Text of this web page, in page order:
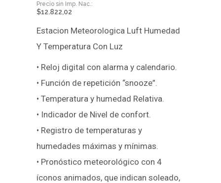
$12.822,02
Estacion Meteorologica Luft Humedad
Y Temperatura Con Luz
• Reloj digital con alarma y calendario.
• Función de repetición “snooze”.
• Temperatura y humedad Relativa.
• Indicador de Nivel de confort.
• Registro de temperaturas y
humedades máximas y mínimas.
• Pronóstico meteorológico con 4
íconos animados, que indican soleado,